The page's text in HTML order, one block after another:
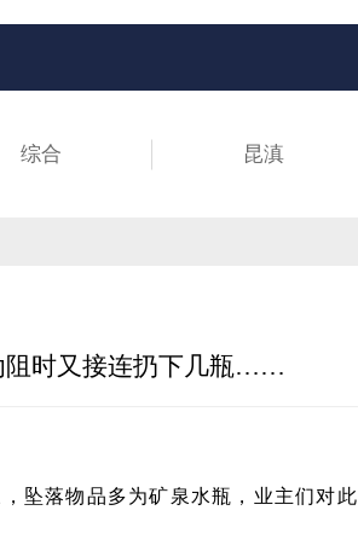
综合 昆滇
阻时又接连扔下几瓶……
坠落物品多为矿泉水瓶，业主们对此